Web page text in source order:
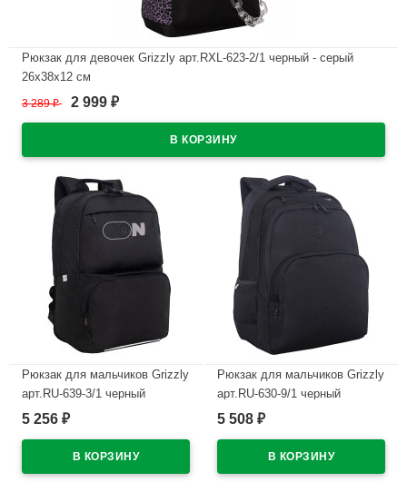
Рюкзак для девочек Grizzly арт.RXL-623-2/1 черный - серый
26х38х12 см
В наличии
3 289₽ 2 999 ₽
Рюкзак для мальчиков Grizzly
арт.RU-639-3/1 черный
30х42,5х13,5 см
5 256 ₽
Рюкзак для мальчиков Grizzly
арт.RU-630-9/1 черный
32х45х23 см
5 508 ₽